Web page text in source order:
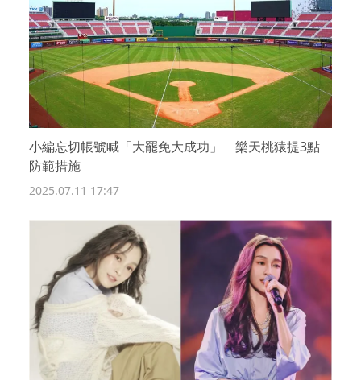
小編忘切帳號喊「大罷免大成功」 樂天桃猿提3點
防範措施
2025.07.11 17:47